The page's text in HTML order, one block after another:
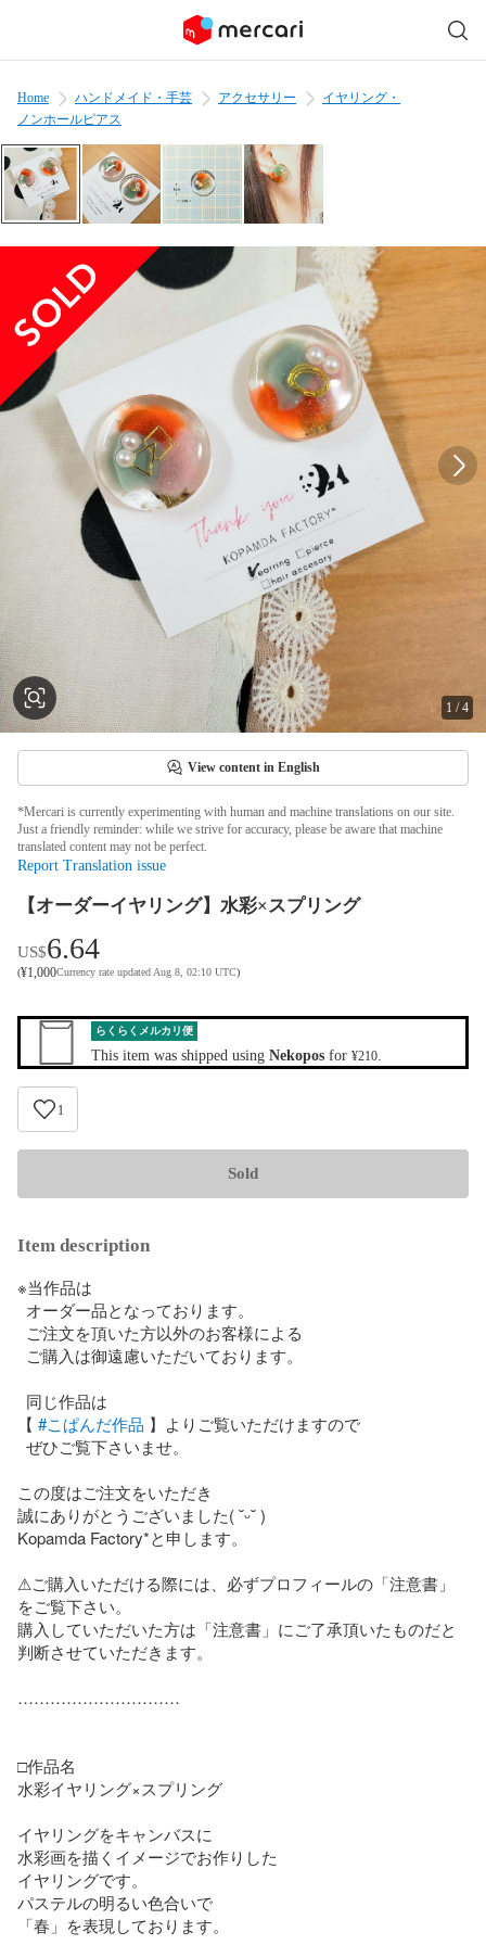
Home ハンドメイド・手芸 アクセサリー
イヤリング・
ノンホールピアス
1 /4
View content in English
*Mercari is currently experimenting with human and machine translations on our site.
Just a friendly reminder: while we strive for accuracy, please be aware that machine
translated content may not be perfect.
Report Translation issue
【オーダーイヤリング】水彩×スプリング
US$6.64
(¥1,000Currency rate updated Aug 8, 02:10 UTC)
らくらくメルカリ便
This item was shipped using Nekopos for ¥210
1
Sold
Item description
※当作品は
【 #こぱんだ作品 】よりご覧いただけますので
この度はご注文をいただき
誠にありがとうございました( ˘ᵕ˘ )
Kopamda Factory*と申します。
⚠ご購入いただける際には、必ずプロフィールの「注意書」
をご覧下さい。
購入していただいた方は「注意書」にご了承頂いたものだと
判断させていただきます。
…………………………
□作品名
水彩イヤリング×スプリング
イヤリングをキャンバスに
水彩画を描くイメージでお作りした
イヤリングです。
パステルの明るい色合いで
「春」を表現しております。